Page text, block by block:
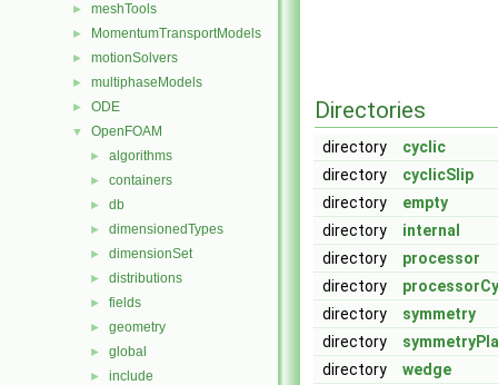
► meshTools
► MomentumTransportModels
► motionSolvers
► multiphaseModels
► ODE
▼ OpenFOAM
► algorithms
► containers
► db
► dimensionedTypes
► dimensionSet
► distributions
► fields
► geometry
► global
► include
Directories
directory
cyclic
directory
cyclicSlip
directory
empty
directory
internal
directory
processor
directory
directory
symmetry
directory
directory
wedge